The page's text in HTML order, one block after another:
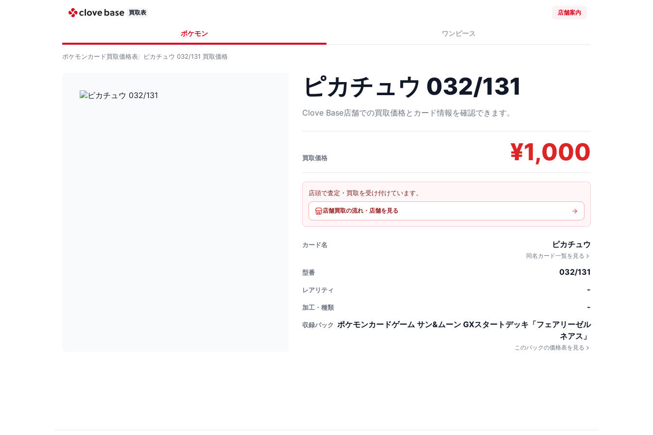
買取表 店舗案内
ポケモン ワンピース
ポケモンカード買取価格表 ピカチュウ 032/131 買取価格
ピカチュウ 032/131
Clove Base店舗での買取価格とカード情報を確認できます。
買取価格 ¥1,000
店頭で査定・買取を受け付けています。
店舗買取の流れ・店舗を見る
カード名 ピカチュウ
同名カード一覧を見る
型番 032/131
レアリティ -
加工・種類 -
収録パック ポケモンカードゲーム サン&ムーン GXスタートデッキ「フェアリーゼル
ネアス」
このパックの価格表を見る